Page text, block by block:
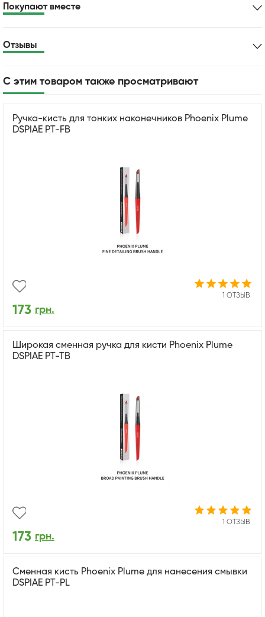
Покупают вместе
Отзывы
С этим товаром также просматривают
Ручка-кисть для тонких наконечников Phoenix Plume
DSPIAE PT-FB
1 ОТЗЫВ
173 грн.
Широкая сменная ручка для кисти Phoenix Plume
DSPIAE PT-TB
1 ОТЗЫВ
173 грн.
Сменная кисть Phoenix Plume для нанесения смывки
DSPIAE PT-PL